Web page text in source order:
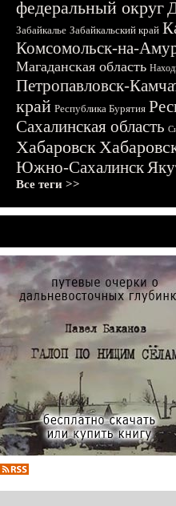
федеральный округ
Забайкалье Забайкальский край
Комсомольск-на-
Магаданская область
Петропавловск-
край Республика Бурятия
Сахалинская область
Хабаровск
Южно-Сахалинск
Все теги >>